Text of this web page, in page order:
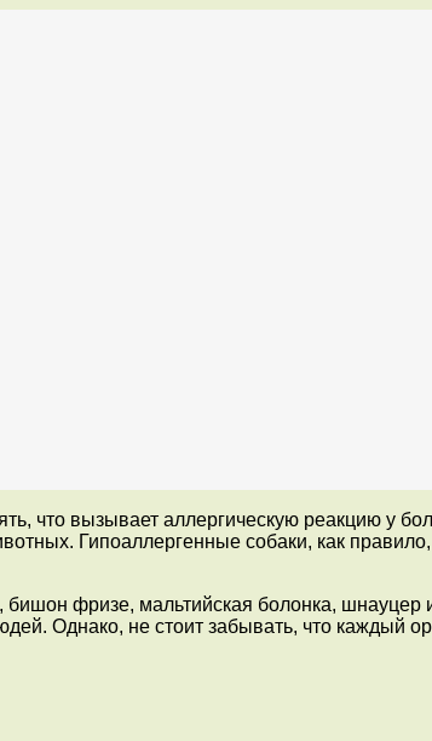
что вызывает аллергическую реакцию у
Гипоаллергенные собаки, как
фризе, мальтийская болонка, шнауцер
Однако, не стоит забывать, что каждый